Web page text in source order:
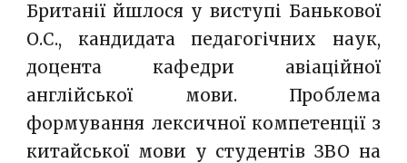
Британії йшлося у виступі Банькової
О.С., кандидата педагогічних наук,
доцента кафедри авіаційної
англійської мови. Проблема
формування лексичної компетенції з
китайської мови у студентів ЗВО на